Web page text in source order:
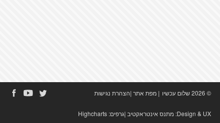
© 2026 שלום עכשיו | מפת אתר|הצהרת נגישות
Design & UX: מתנס אינטראקטיב|גרפים: Highcharts